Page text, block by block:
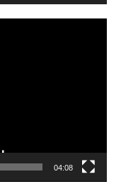
04:08